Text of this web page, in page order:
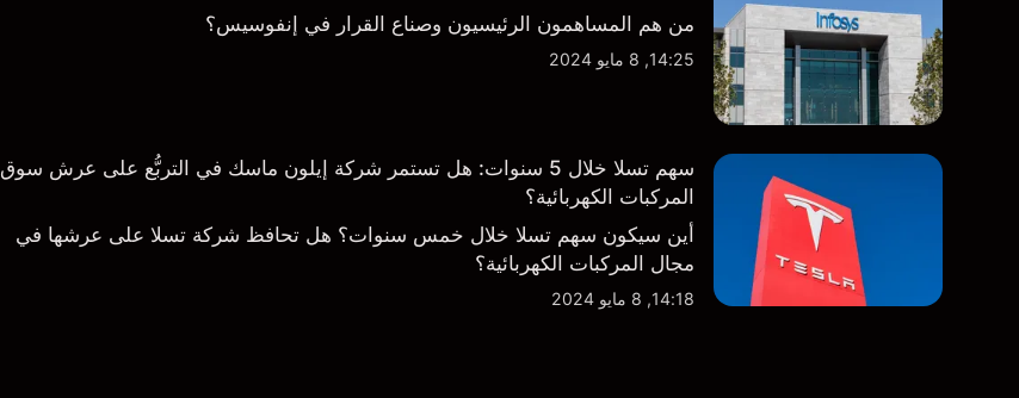
من هم المساهمون الرئيسيون وصناع القرار في إنفوسيس؟
14:25, 8 مايو 2024
سهم تسلا خلال 5 سنوات: هل تستمر شركة إيلون ماسك في التربُّع على عرش سوق
المركبات الكهربائية؟
أين سيكون سهم تسلا خلال خمس سنوات؟ هل تحافظ شركة تسلا على عرشها في
مجال المركبات الكهربائية؟
14:18, 8 مايو 2024